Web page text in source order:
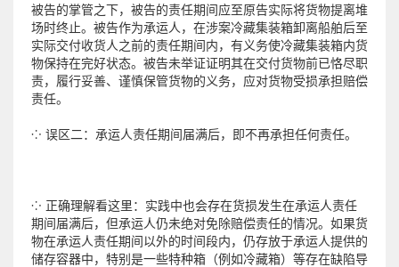
被告的掌管之下，被告的责任期间应至原告实际将货物提离堆
场时终止。被告作为承运人，在涉案冷藏集装箱卸离船舶后至
实际交付收货人之前的责任期间内，有义务使冷藏集装箱内货
物保持在完好状态。被告未举证证明其在交付货物前已恪尽职
责，履行妥善、谨慎保管货物的义务，应对货物受损承担赔偿
责任。
⁘ 误区二：承运人责任期间届满后，即不再承担任何责任。
⁘ 正确理解看这里：实践中也会存在货损发生在承运人责任
期间届满后，但承运人仍未绝对免除赔偿责任的情况。如果货
物在承运人责任期间以外的时间段内，仍存放于承运人提供的
储存容器中，特别是一些特种箱（例如冷藏箱）等存在缺陷导